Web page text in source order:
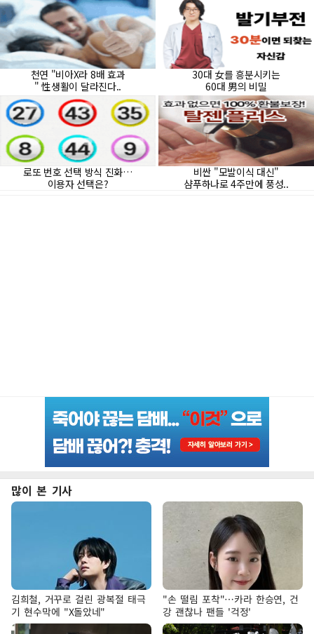
많이 본 기사
김희철, 거꾸로 걸린 광복절 태극
기 현수막에 "X돌았네"
"손 떨림 포착"…카라 한승연, 건
강 괜찮나 팬들 '걱정'